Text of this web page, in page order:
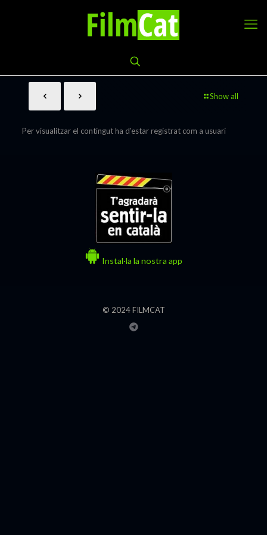
Show all
Per visualitzar el contingut ha d'estar registrat com a usuari
Instal·la la nostra app
© 2024 FILMCAT